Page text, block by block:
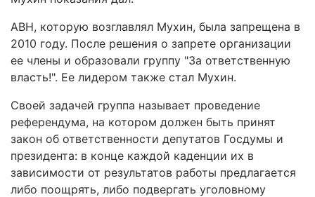
АВН, которую возглавлял Мухин, была запрещена в
2010 году. После решения о запрете организации
ее члены и образовали группу "За ответственную
власть!". Ее лидером также стал Мухин.
Своей задачей группа называет проведение
референдума, на котором должен быть принят
закон об ответственности депутатов Госдумы и
президента: в конце каждой каденции их в
зависимости от результатов работы предлагается
либо поощрять, либо подвергать уголовному